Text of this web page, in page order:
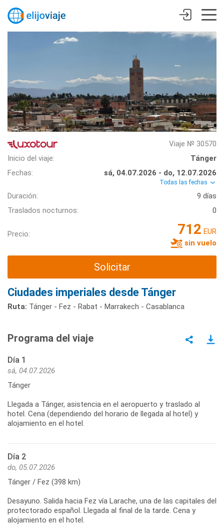
Viaje № 30570
Inicio del viaje:
Tánger
Fechas:
sá, 04.07.2026 - do, 12.07.2026
Todas las fechas
Duración:
9 días
Traslados nocturnos:
0
Precio: 712 EUR
sin vuelo
Solicitar
Ciudades imperiales desde Tánger
Ruta: Tánger - Fez - Rabat - Marrakech - Casablanca
Programa del viaje
Día 1
sá, 04.07.2026
Tánger
Llegada a Tánger, asistencia en el aeropuerto y traslado al
hotel. Cena (dependiendo del horario de llegada al hotel) y
alojamiento en el hotel.
Día 2
do, 05.07.2026
Tánger / Fez (398 km)
Desayuno. Salida hacia Fez vía Larache, una de las capitales del
protectorado español. Llegada al final de la tarde. Cena y
alojamiento en el hotel.